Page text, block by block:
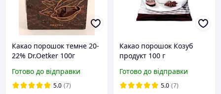
Какао порошок темне 20-
22% Dr.Oetker 100г
Готово до відправки
5.0 (7)
Какао порошок Козуб
продукт 100 г
Готово до відправки
5.0 (7)